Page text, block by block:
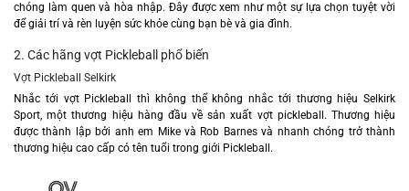
chóng làm quen và hòa nhập. Đây được xem như một sự lựa chọn tuyệt vời
để giải trí và rèn luyện sức khỏe cùng bạn bè và gia đình.
2. Các hãng vợt Pickleball phổ biến
Vợt Pickleball Selkirk
Nhắc tới vợt Pickleball thì không thể không nhắc tới thương hiệu Selkirk
Sport, một thương hiệu hàng đầu về sản xuất vợt pickleball. Thương hiệu
được thành lập bởi anh em Mike và Rob Barnes và nhanh chóng trở thành
thương hiệu cao cấp có tên tuổi trong giới Pickleball.